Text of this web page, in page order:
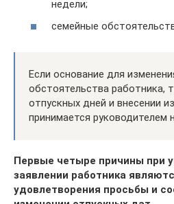
недели;
семейные
Если основание для
обстоятельства работника,
отпускных дней и внесении
принимается руководителем
Первые четыре причины при
заявлении работника
удовлетворения просьбы и